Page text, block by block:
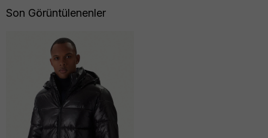
Son Görüntülenenler